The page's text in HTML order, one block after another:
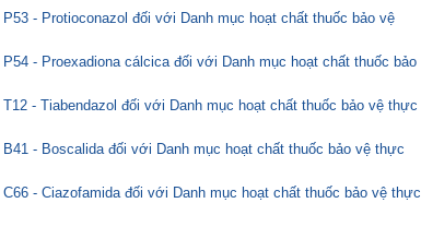
- Protioconazol đối với Danh mục hoạt chất thuốc bảo vệ
- Proexadiona cálcica đối với Danh mục hoạt chất thuốc bảo
- Tiabendazol đối với Danh mục hoạt chất thuốc bảo vệ thực
- Boscalida đối với Danh mục hoạt chất thuốc bảo vệ thực
- Ciazofamida đối với Danh mục hoạt chất thuốc bảo vệ thực